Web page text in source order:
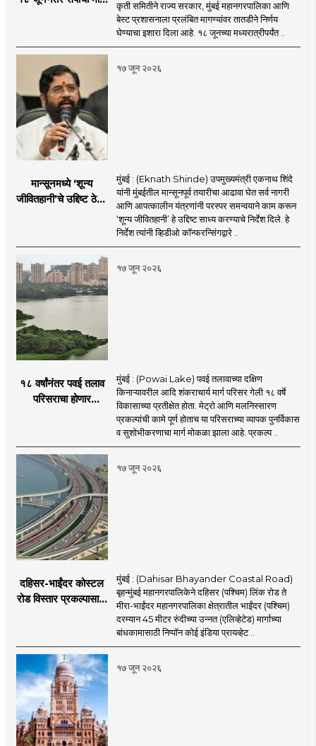
कृती समितीने राज्य सरकार, मुंबई महानगरपालिका आणि
बेस्ट प्रशासनाला प्रलंबित मागण्यांवर तातडीने निर्णय
घेण्याचा इशारा दिला आहे. १८ जूनच्या मध्यरात्रीपर्यंत ..
१७ जून २०२६
मान्सूनमध्ये ‘शून्य
जीवितहानी’चे उद्दिष्ट ठेवून
शिंदे
मुंबई : (Eknath Shinde) उपमुख्यमंत्री एकनाथ शिंदे
यांनी मुंबईतील मान्सूनपूर्व तयारीचा आढावा घेत सर्व नागरी
आणि आपत्कालीन यंत्रणांनी परस्पर समन्वयाने काम करून
‘शून्य जीवितहानी’ हे उद्दिष्ट साध्य करण्याचे निर्देश दिले. हे
निर्देश त्यांनी व्हिडीओ कॉन्फरन्सिंगद्वारे ..
१७ जून २०२६
१८ वर्षांनंतर पवई तलाव
परिसराचा होणार
सुरुवात;
मुंबई : (Powai Lake) पवई तलावाच्या दक्षिण
किनाऱ्यावरील आदि शंकराचार्य मार्ग परिसर गेली १८ वर्षे
विकासाच्या प्रतीक्षेत होता. मेट्रो आणि मलनिस्सारण
प्रकल्पांची कामे पूर्ण होताच या परिसराच्या व्यापक पुनर्विकास
व सुशोभीकरणाचा मार्ग मोकळा झाला आहे. प्रकल्प ..
१७ जून २०२६
दहिसर-भाईंदर कोस्टल
रोड विस्तार प्रकल्पासाठी
मंजुरीची प्रतीक्षा
मुंबई : (Dahisar Bhayander Coastal Road)
बृहन्मुंबई महानगरपालिकेने दहिसर (पश्चिम) लिंक रोड ते
मीरा-भाईंदर महानगरपालिका क्षेत्रातील भाईंदर (पश्चिम)
दरम्यान 45 मीटर रुंदीच्या उन्नत (एलिव्हेटेड) मार्गाच्या
बांधकामासाठी निप्पॉन कोई इंडिया प्रायव्हेट ..
१७ जून २०२६